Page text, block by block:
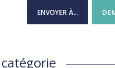
ENVOYER À...